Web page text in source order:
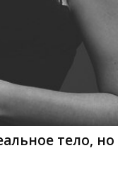
тело, но